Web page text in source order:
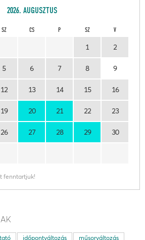
2026. AUGUSZTUS
SZ CS P SZ V
1 2
5 6 7 8 9
12 13 14 15 16
19 20 21 22 23
26 27 28 29 30
fenntartjuk!
időpontváltozás műsorváltozás